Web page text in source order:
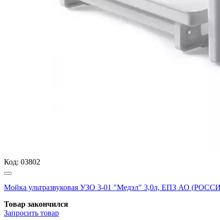
Код: 03802
Мойка ультразвуковая УЗО 3-01 "Медэл" 3,0л, ЕПЗ АО
Товар закончился
Запросить товар